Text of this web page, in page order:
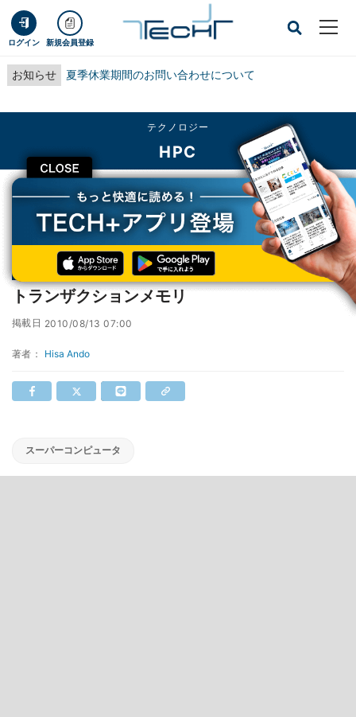
ログイン 新規会員登録
お知らせ 夏季休業期間のお問い合わせについて
CLOSE
テクノロジー
HPC
TECH+ テクノロジー HPC トランザクションメモリ
連載
コンピュータアーキテクチャの話
トランザクションメモリ
掲載日 2010/08/13 07:00
著者： Hisa Ando
スーパーコンピュータ